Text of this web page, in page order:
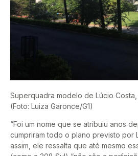
Superquadra modelo de Lúcio Costa,
(Foto: Luiza Garonce/G1)
“Foi um nome que se atribuiu anos
cumpriram todo o plano previsto por
assim, ele ressalta que até mesmo